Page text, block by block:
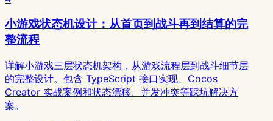
小游戏状态机设计：从首页到战斗再到结算的完
整流程
详解小游戏三层状态机架构，从游戏流程层到战斗细节层
的完整设计。包含 TypeScript 接口实现、Cocos
Creator 实战案例和状态漂移、并发冲突等踩坑解决方
案。